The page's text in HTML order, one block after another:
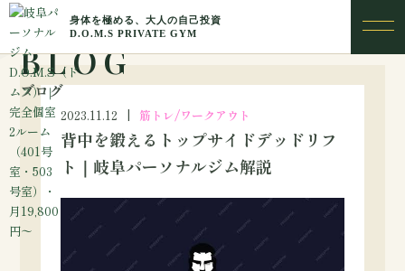
BLOG
ブログ
2023.11.12 筋トレ/ワークアウト
背中を鍛えるトップサイドデッドリフ
ト｜岐阜パーソナルジム解説